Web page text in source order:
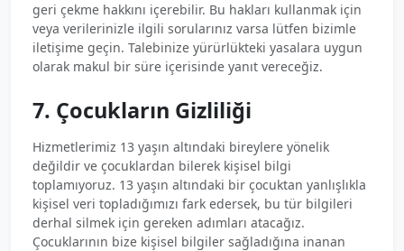
geri çekme hakkını içerebilir. Bu hakları kullanmak için
veya verilerinizle ilgili sorularınız varsa lütfen bizimle
iletişime geçin. Talebinize yürürlükteki yasalara uygun
olarak makul bir süre içerisinde yanıt vereceğiz.
7. Çocukların Gizliliği
Hizmetlerimiz 13 yaşın altındaki bireylere yönelik
değildir ve çocuklardan bilerek kişisel bilgi
toplamıyoruz. 13 yaşın altındaki bir çocuktan yanlışlıkla
kişisel veri topladığımızı fark edersek, bu tür bilgileri
derhal silmek için gereken adımları atacağız.
Çocuklarının bize kişisel bilgiler sağladığına inanan